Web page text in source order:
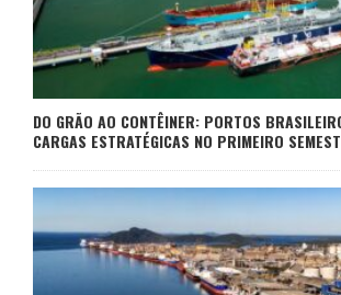
DO GRÃO AO CONTÊINER: PORTOS
CARGAS ESTRATÉGICAS NO PRIMEIRO